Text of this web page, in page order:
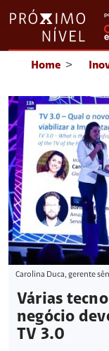
Home >
Carolina Duca, gerente
Várias
negócio
TV 3.0